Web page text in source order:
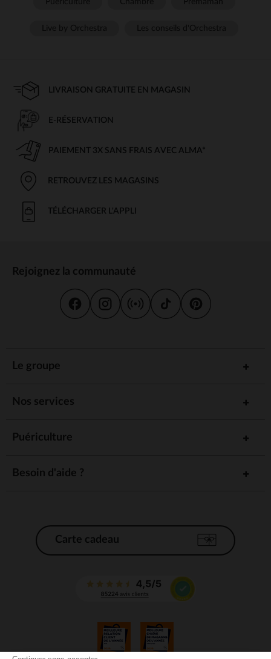
LIVRAISON GRATUITE EN MAGASIN
E-RÉSERVATION
PAIEMENT 3X SANS FRAIS AVEC ALMA*
RETROUVEZ LES MAGASINS
TÉLÉCHARGER L'APPLI
Rejoignez la communauté
Le groupe
Nos services
Puériculture
Besoin d'aide ?
Carte cadeau